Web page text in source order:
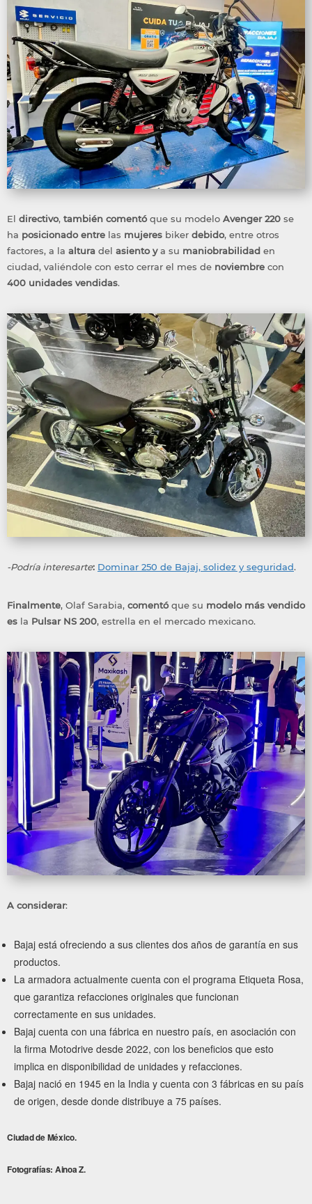
El directivo, también comentóque su modelo Avenger 220 se
ha posicionado entre las mujeres biker debido, entre otros
factores, a la altura del asiento ya su maniobrabilidad en
ciudad, valiéndole con esto cerrar el mes de noviembre con
400 unidades vendidas.
-Podría interesarte: Dominar 250 de Bajaj, solidez y seguridad.
Finalmente, Olaf Sarabia, comentóque su modelo más vendido
es la Pulsar NS 200, estrella en el mercado mexicano.
A considerar:
Bajaj está ofreciendo a sus clientes dos años de garantía en sus
productos.
La armadora actualmente cuenta con el programa Etiqueta Rosa,
que garantiza refacciones originales que funcionan
correctamente en sus unidades.
Bajaj cuenta con una fábrica en nuestro país, en asociación con
la firma Motodrive desde 2022, con los beneficios que esto
implica en disponibilidad de unidades y refacciones.
Bajaj nació en 1945 en la India y cuenta con 3 fábricas en su país
de origen, desde donde distribuye a 75 países.
Ciudad de México.
Fotografías: Ainoa Z.